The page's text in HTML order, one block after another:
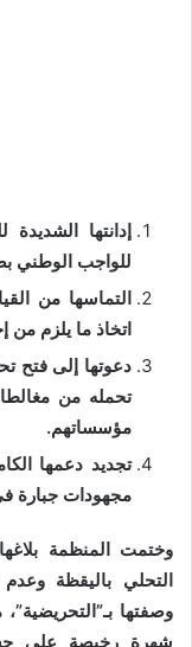
إدانتها
للواجب الوطني
التماسها من
اتخاذ ما يلزم
دعوتها إلى فتح
تحمله من
مؤسساتهم.
تجديد دعمها
مجهودات جبارة
وختمت المنظمة
التحلي باليقظة
وصفتها
شهرة رخيصة على